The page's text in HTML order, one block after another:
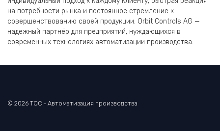
на потребности рынка и постоянное стремление к
совершенствованию своей продукции. Orbit Controls AG —
надежный партнёр для предприятий, нуждающихся в
современных технологиях автоматизации производства.
© 2026 TOC - Автоматизация производства